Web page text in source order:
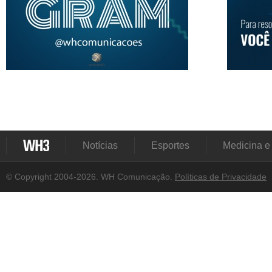
Notícias Esportes Medicina
© Copyright 2004-2026. WH Comunicação. Políticas de Privacidade